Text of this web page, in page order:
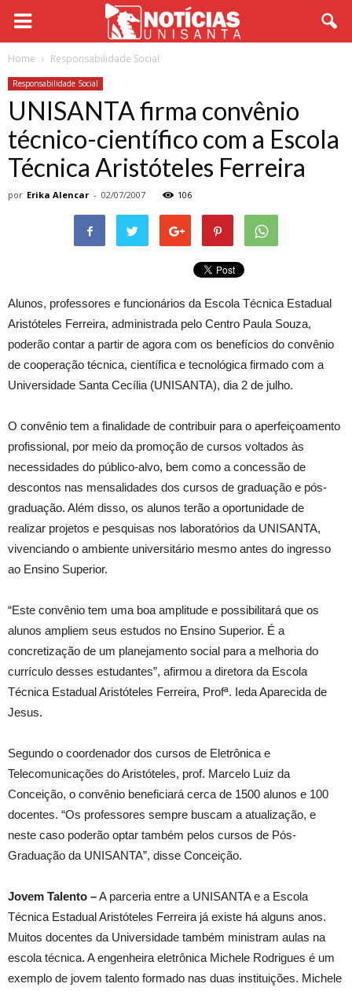
Home Responsabilidade Social
Responsabilidade Social
UNISANTA firma convênio
técnico-científico com a Escola
Técnica Aristóteles Ferreira
por Erika Alencar - 02/07/2007 106
Alunos, professores e funcionários da Escola Técnica Estadual
Aristóteles Ferreira, administrada pelo Centro Paula Souza,
poderão contar a partir de agora com os benefícios do convênio
de cooperação técnica, científica e tecnológica firmado com a
Universidade Santa Cecília (UNISANTA), dia 2 de julho.
O convênio tem a finalidade de contribuir para o aperfeiçoamento
profissional, por meio da promoção de cursos voltados às
necessidades do público-alvo, bem como a concessão de
descontos nas mensalidades dos cursos de graduação e pós-
graduação. Além disso, os alunos terão a oportunidade de
realizar projetos e pesquisas nos laboratórios da UNISANTA,
vivenciando o ambiente universitário mesmo antes do ingresso
ao Ensino Superior.
“Este convênio tem uma boa amplitude e possibilitará que os
alunos ampliem seus estudos no Ensino Superior. É a
concretização de um planejamento social para a melhoria do
currículo desses estudantes”, afirmou a diretora da Escola
Técnica Estadual Aristóteles Ferreira, Profª. Ieda Aparecida de
Jesus.
Segundo o coordenador dos cursos de Eletrônica e
Telecomunicações do Aristóteles, prof. Marcelo Luiz da
Conceição, o convênio beneficiará cerca de 1500 alunos e 100
docentes. “Os professores sempre buscam a atualização, e
neste caso poderão optar também pelos cursos de Pós-
Graduação da UNISANTA”, disse Conceição.
Jovem Talento –A parceria entre a UNISANTA e a Escola
Técnica Estadual Aristóteles Ferreira já existe há alguns anos.
Muitos docentes da Universidade também ministram aulas na
escola técnica. A engenheira eletrônica Michele Rodrigues é um
exemplo de jovem talento formado nas duas instituições. Michele